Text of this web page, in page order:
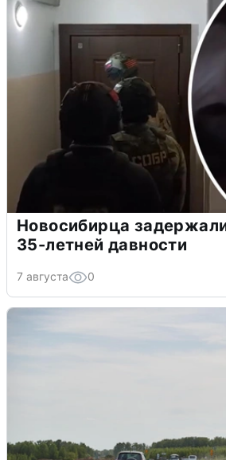
Новосибирца
35-летней давности
7 августа 0